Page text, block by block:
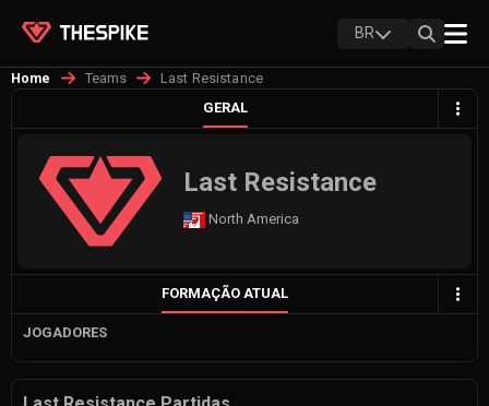
BR
Home Teams
Last Resistance
GERAL
Last Resistance
North America
FORMAÇÃO ATUAL
JOGADORES